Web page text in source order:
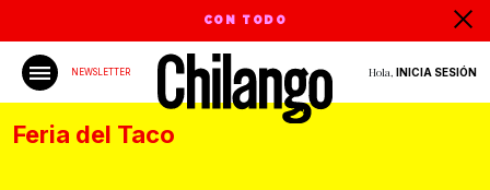
CON TODO
NEWSLETTER Hola, INICIA SESIÓN
Feria del Taco